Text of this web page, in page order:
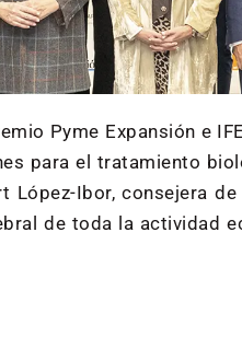
Pyme Expansión e
para el tratamiento
Ibor, consejera
de toda la actividad